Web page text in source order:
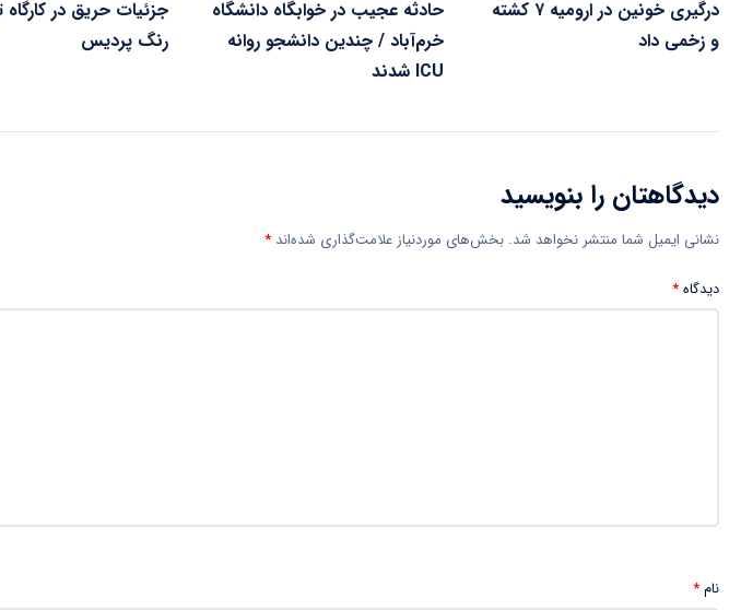
درگیری خونین در ارومیه ۷ کشته
و زخمی داد
حادثه عجیب در خوابگاه دانشگاه
خرم‌آباد / چندین دانشجو روانه
ICU شدند
جزئیات حریق در کارگاه
رنگ پردیس
دیدگاهتان را بنویسید
نشانی ایمیل شما منتشر نخواهد شد. بخش‌های موردنیاز علامت‌گذاری شده‌اند *
دیدگاه*
نام*